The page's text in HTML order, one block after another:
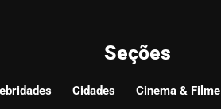
Seções
Cidades Cinema & Filme